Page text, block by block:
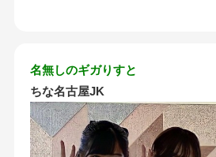
名無しのギガりすと
ちな名古屋JK